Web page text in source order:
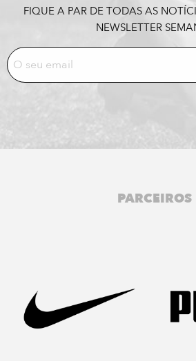
FIQUE A PAR DE TODAS AS
NEWSLETTER
PARCEIROS